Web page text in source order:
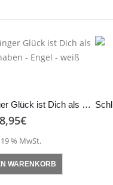
Schlüsselanhänger Glück ist Dich als Freundin zu haben – Engel – weiß
8,95€
% MwSt.
WARENKORB